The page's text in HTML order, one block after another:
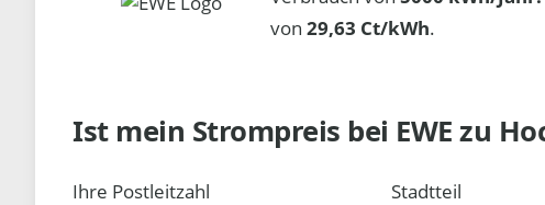
von29,63 Ct/kWh.
Ist mein Strompreis bei EWEzu
Ihre Postleitzahl Stadtteil